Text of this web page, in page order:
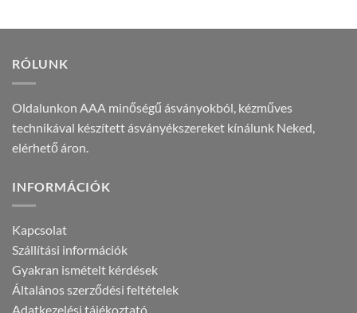
RÓLUNK
Oldalunkon AAA minőségű ásványokból, kézműves
technikával készített ásványékszereket kínálunk Neked,
elérhető áron.
INFORMÁCIÓK
Kapcsolat
Szállítási információk
Gyakran ismételt kérdések
Általános szerződési feltételek
Adatkezelési tájékoztató